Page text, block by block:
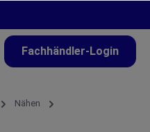
Fachhändler-Login
Nähen